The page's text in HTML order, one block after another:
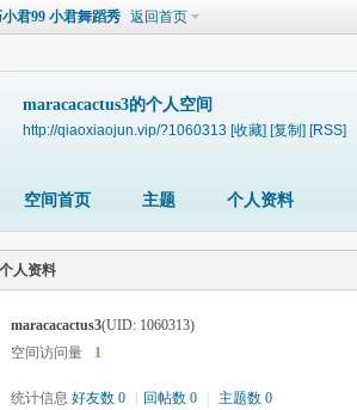
君99 小君舞蹈秀 返回首页
maracacactus3的个人空间
http://qiaoxiaojun.vip/?1060313 [收藏] [复制] [RSS]
空间首页 主题 个人资料
个人资料
maracacactus3(UID: 1060313)
空间访问量
1
统计信息 好友数 0 回帖数 0 主题数 0